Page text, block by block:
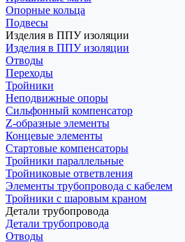
Опорные кольца
Подвесы
Изделия в ППУ изоляции
Изделия в ППУ изоляции
Отводы
Переходы
Тройники
Неподвижные опоры
Cильфонный компенсатор
Z-образные элементы
Концевые элементы
Стартовые компенсаторы
Тройники параллельные
Тройниковые ответвления
Элементы трубопровода с кабелем
Тройники с шаровым краном
Детали трубопровода
Детали трубопровода
Отводы